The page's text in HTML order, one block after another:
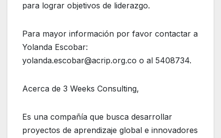
para lograr objetivos de liderazgo.
Para mayor información por favor contactar a
Yolanda Escobar:
yolanda.escobar@acrip.org.co o al 5408734.
Acerca de 3 Weeks Consulting,
Es una compañía que busca desarrollar
proyectos de aprendizaje global e innovadores